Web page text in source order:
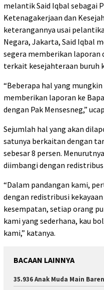
melantik Said Iqbal sebagai
Ketenagakerjaan dan
keterangannya usai
Negara, Jakarta, Said Iqbal
segera memberikan laporan
terkait kesejahteraan buruh
“Beberapa hal yang
memberikan laporan ke
dengan Pak Mensesneg,”
Sejumlah hal yang akan
satunya berkaitan dengan
sebesar 8 persen.
diimbangi dengan
“Dalam pandangan kami,
dengan redistribusi
kesempatan, setiap orang
kami yang sederhana, kau
kami,” katanya.
BACAAN LAINNYA
35.936 Anak Muda Main